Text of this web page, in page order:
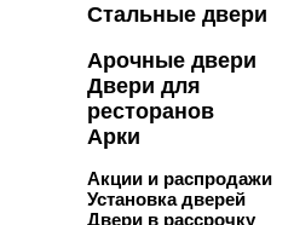
Стальные двери
Арочные двери
Двери для
ресторанов
Арки
Акции и распродажи
Установка дверей
Двери в рассрочку